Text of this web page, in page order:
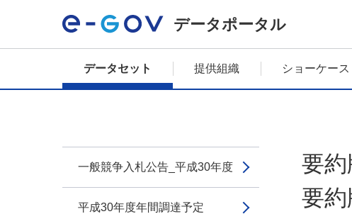
データポータル
データセット 提供組織 ショーケース
一般競争入札公告_平成30年度
平成30年度年間調達予定
要
要約